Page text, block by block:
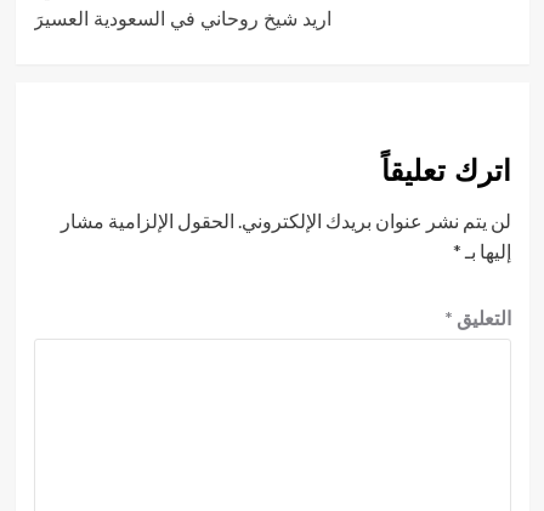
اريد شيخ روحاني في السعودية العسيرَ
اترك تعليقاً
لن يتم نشر عنوان بريدك الإلكتروني. الحقول الإلزامية مشار
إليها بـ *
التعليق *